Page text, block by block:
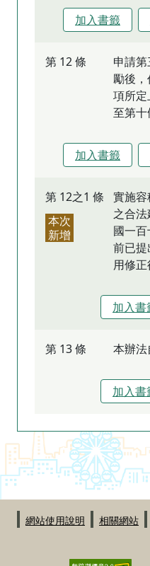
加入書籤
第 12 條
申請
勵後
項所
至第十
加入書籤
第 12之1 條
本次
新增
實施
之合
國一
前已
用修正
加入書
第 13 條 本辦法
加入書
網站使用說明 相關網站